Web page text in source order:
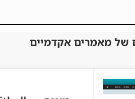
של מאמרים אקדמיים